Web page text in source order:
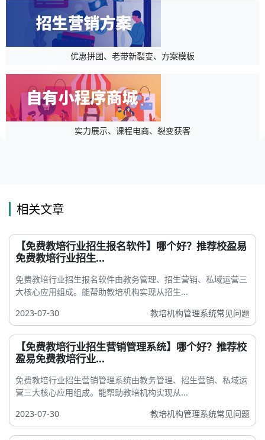
优惠拼团、老带新裂变、方案模板
实力展示、课程电商、裂变获客
相关文章
【免费教培行业招生报名软件】哪个好？推荐校盈易
免费教培行业招生...
免费教培行业招生报名软件由教务管理、招生营销、私域运营三
大核心应用组成。能帮助教培机构实现从招生...
2023-07-30
教培机构管理系统常见问题
【免费教培行业招生营销管理系统】哪个好？推荐校
盈易免费教培行业...
免费教培行业招生营销管理系统由教务管理、招生营销、私域运
营三大核心应用组成。能帮助教培机构实现从...
2023-07-30
教培机构管理系统常见问题